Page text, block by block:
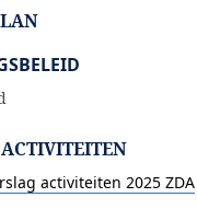
activiteiten 2025 ZDA